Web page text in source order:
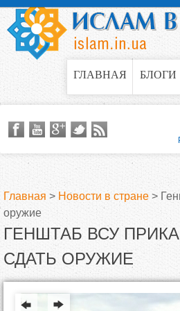
Jump to
ГЛАВНАЯ БЛОГИ
В
ы
з
Главная > Новости в стране >
оружие
ГЕНШТАБ ВСУ
СДАТЬ ОРУЖИЕ